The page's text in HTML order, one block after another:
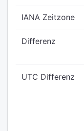
IANA Zeitzone
Differenz
UTC Differenz